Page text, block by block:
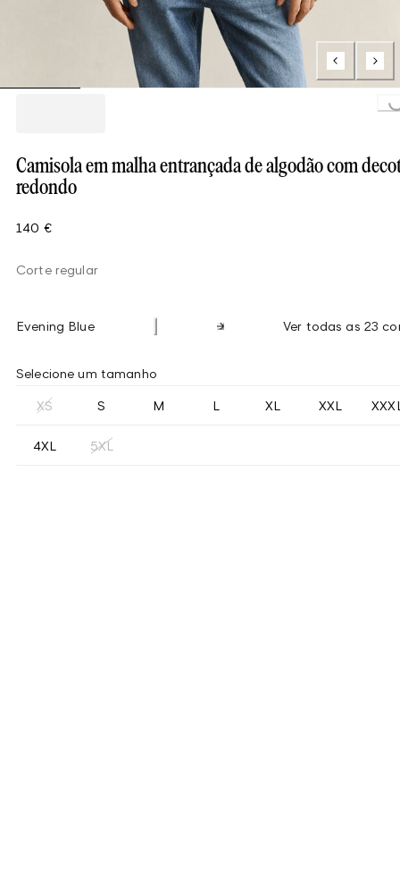
Loading...
Camisola em malha entrançada de algodão com
redondo
140 €
Corte regular
Evening Blue Ver todas as 23
Selecione um tamanho
XS S M L XL XXL
4XL 5XL